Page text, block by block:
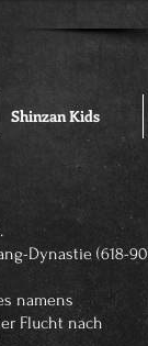
Shinzan Kids
Dynastie (618-
namens
Flucht nach